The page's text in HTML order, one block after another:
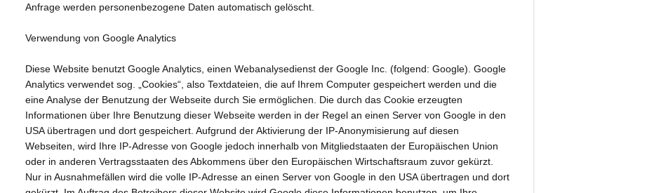
Anfrage werden personenbezogene Daten automatisch gelöscht.
Verwendung von Google Analytics
Diese Website benutzt Google Analytics, einen Webanalysedienst der Google Inc. (folgend: Google). Google
Analytics verwendet sog. „Cookies“, also Textdateien, die auf Ihrem Computer gespeichert werden und die
eine Analyse der Benutzung der Webseite durch Sie ermöglichen. Die durch das Cookie erzeugten
Informationen über Ihre Benutzung dieser Webseite werden in der Regel an einen Server von Google in den
USA übertragen und dort gespeichert. Aufgrund der Aktivierung der IP-Anonymisierung auf diesen
Webseiten, wird Ihre IP-Adresse von Google jedoch innerhalb von Mitgliedstaaten der Europäischen Union
oder in anderen Vertragsstaaten des Abkommens über den Europäischen Wirtschaftsraum zuvor gekürzt.
Nur in Ausnahmefällen wird die volle IP-Adresse an einen Server von Google in den USA übertragen und dort